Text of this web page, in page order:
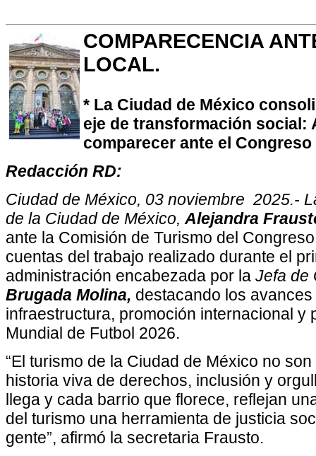
COMPARECENCIA
LOCAL.
* La Ciudad de México
eje de transformación social:
comparecer ante el
Redacción RD:
Ciudad de México, 03 noviembre 2025.-
de la Ciudad de México, Alejandra
ante la Comisión de Turismo del
cuentas del trabajo realizado durante el
administración encabezada por la Jefa de
Brugada Molina, destacando los
infraestructura, promoción internacional y
Mundial de Futbol 2026.
“El turismo de la Ciudad de México no
historia viva de derechos, inclusión y
llega y cada barrio que florece, reflejan
del turismo una herramienta de justicia
gente”, afirmó la secretaria Frausto.